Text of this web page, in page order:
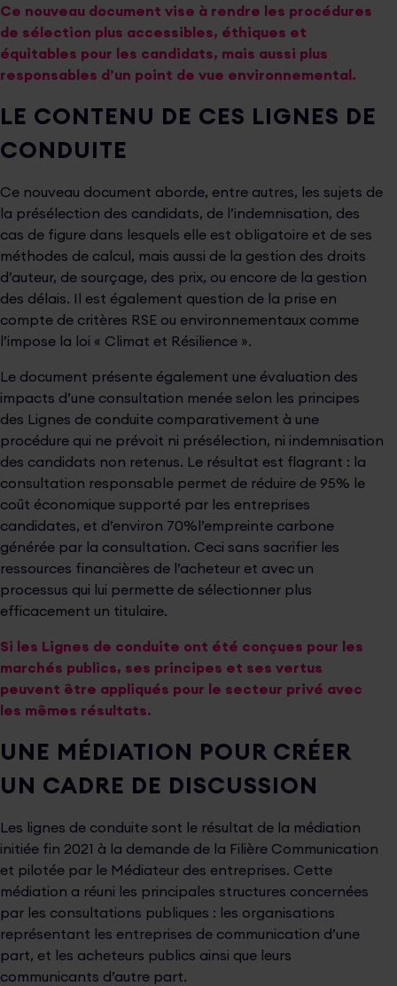
Ce nouveau document vise à rendre les procédures
de sélection plus accessibles, éthiques et
équitables pour les candidats, mais aussi plus
responsables d’un point de vue environnemental.
LE CONTENU DE CES LIGNES DE
CONDUITE
Ce nouveau document aborde, entre autres, les sujets de
la présélection des candidats, de l’indemnisation, des
cas de ﬁgure dans lesquels elle est obligatoire et de ses
méthodes de calcul, mais aussi de la gestion des droits
d’auteur, de sourçage, des prix, ou encore de la gestion
des délais. Il est également question de la prise en
compte de critères RSE ou environnementaux comme
l’impose la loi « Climat et Résilience ».
Le document présente également une évaluation des
impacts d’une consultation menée selon les principes
des Lignes de conduite comparativement à une
procédure qui ne prévoit ni présélection, ni indemnisation
des candidats non retenus. Le résultat est ﬂagrant : la
consultation responsable permet de réduire de 95% le
coût économique supporté par les entreprises
candidates, et d’environ 70%l’empreinte carbone
générée par la consultation. Ceci sans sacriﬁer les
ressources ﬁnancières de l’acheteur et avec un
processus qui lui permette de sélectionner plus
eﬃcacement un titulaire.
Si les Lignes de conduite ont été conçues pour les
marchés publics, ses principes et ses vertus
peuvent être appliqués pour le secteur privé avec
les mêmes résultats.
UNE MÉDIATION POUR CRÉER
UN CADRE DE DISCUSSION
Les lignes de conduite sont le résultat de la médiation
initiée ﬁn 2021 à la demande de la Filière Communication
et pilotée par le Médiateur des entreprises. Cette
médiation a réuni les principales structures concernées
par les consultations publiques : les organisations
représentant les entreprises de communication d’une
part, et les acheteurs publics ainsi que leurs
communicants d’autre part.